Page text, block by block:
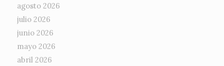
agosto 2026
julio 2026
junio 2026
mayo 2026
abril 2026